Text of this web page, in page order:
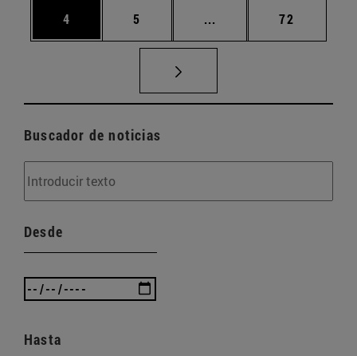
Página
4 Página
5 ... Páginas intermedias
Página
72
Buscador de noticias
Desde
Hasta